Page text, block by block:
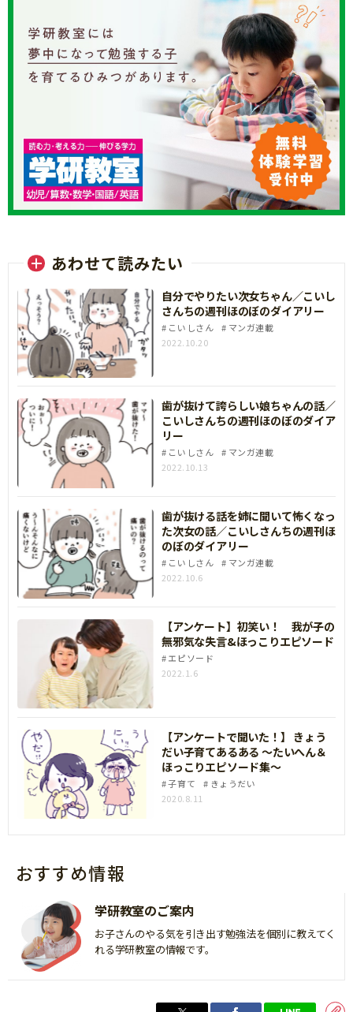
あわせて読みたい
自分でやりたい次女ちゃん／こいし
さんちの週刊ほのぼのダイアリー
こいしさん
マンガ連載
2022.10.20
歯が抜けて誇らしい娘ちゃんの話／
こいしさんちの週刊ほのぼのダイア
リー
こいしさん
マンガ連載
2022.10.13
歯が抜ける話を姉に聞いて怖くなっ
た次女の話／こいしさんちの週刊ほ
のぼのダイアリー
こいしさん
マンガ連載
2022.10.6
【アンケート】初笑い！ 我が子の
無邪気な失言&ほっこりエピソード
エピソード
2022.1.6
【アンケートで聞いた！】 きょう
だい子育てあるある ～たいへん＆
ほっこりエピソード集～
子育て
きょうだい
2020.8.11
おすすめ情報
学研教室のご案内
お子さんのやる気を引き出す勉強法を個別に教えてく
れる学研教室の情報です。